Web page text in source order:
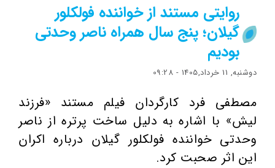
روایتی مستند از خواننده فولکلور
گیلان؛ پنج سال همراه ناصر وحدتی
بودیم
دوشنبه, 11 خرداد,1405 - 09:28
مصطفی فرد کارگردان فیلم مستند «فرزند
لیش» با اشاره به دلیل ساخت پرتره از ناصر
وحدتی خواننده فولکلور گیلان درباره اکران
این اثر صحبت کرد.